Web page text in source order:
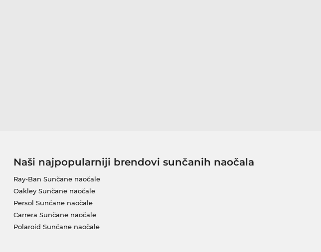
Naši najpopularniji brendovi sunčanih naočala
Ray-Ban Sunčane naočale
Oakley Sunčane naočale
Persol Sunčane naočale
Carrera Sunčane naočale
Polaroid Sunčane naočale